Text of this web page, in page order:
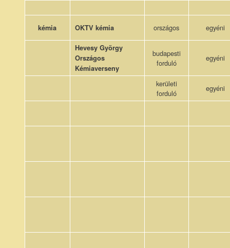
kémia OKTV kémia országos egyéni
Hevesy György
Országos
Kémiaverseny
budapesti
forduló
egyéni
kerületi
forduló
egyéni